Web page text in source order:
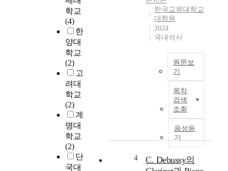
학교
(4)
한
양대
학교
(2)
고
려대
학교
(2)
계
명대
학교
(2)
단
국대
한국교원대학교
대학원
2024
국내석사
원문보
기
목차
검색
조회
음성듣
기
4
C. Debussy의